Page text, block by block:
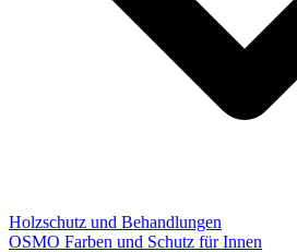
Holzschutz und Behandlungen
OSMO Farben und Schutz für Innen